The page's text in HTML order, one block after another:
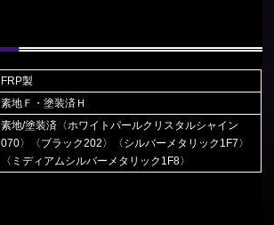
FRP製
素地Ｆ・塗装済Ｈ
素地/塗装済〈ホワイトパールクリスタルシャイン
070〉〈ブラック202〉〈シルバーメタリック1F7〉
〈ミディアムシルバーメタリック1F8〉